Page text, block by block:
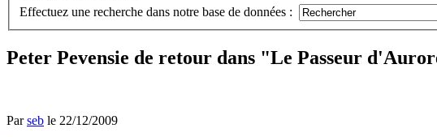
Effectuez une recherche dans notre base de données :
Peter Pevensie de retour dans "Le Passeur
Parseb le 22/12/2009